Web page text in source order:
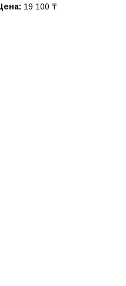
19 100 ₸